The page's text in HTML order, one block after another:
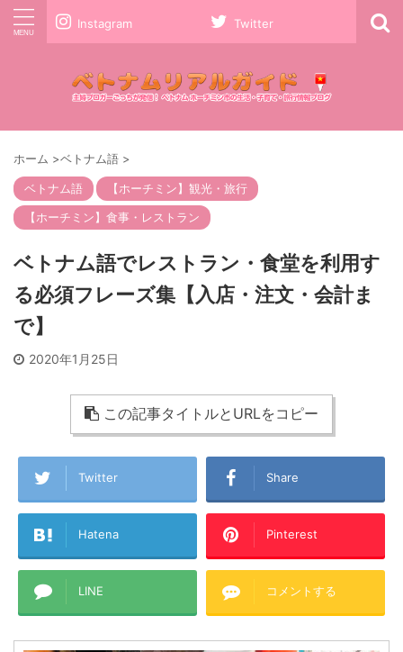
Instagram Twitter
ホーム >ベトナム語 >
ベトナム語
【ホーチミン】観光・旅行
【ホーチミン】食事・レストラン
ベトナム語でレストラン・食堂を利用す
る必須フレーズ集【入店・注文・会計ま
で】
2020年1月25日
この記事タイトルとURLをコピー
Twitter Share
Hatena Pinterest
LINE コメントする